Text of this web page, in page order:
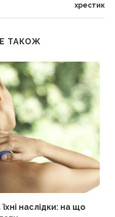
хрестик
ТАКОЖ
наслідки: на що